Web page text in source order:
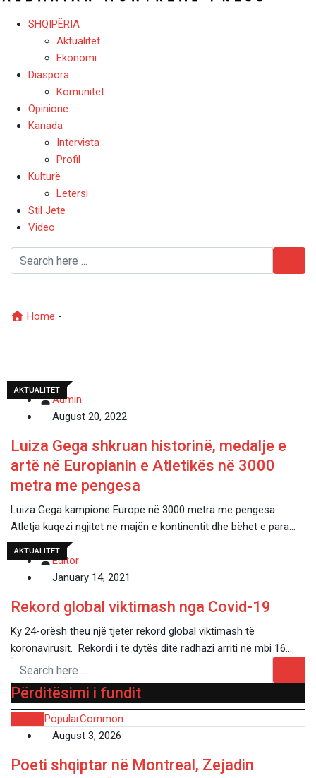
SHQIPËRIA
Aktualitet
Ekonomi
Diaspora
Komunitet
Opinione
Kanada
Intervista
Profil
Kulturë
Letërsi
Stil Jete
Video
Home -
AKTUALITET
Admin
August 20, 2022
Luiza Gega shkruan historinë, medalje e
artë në Europianin e Atletikës në 3000
metra me pengesa
Luiza Gega kampione Europe në 3000 metra me pengesa.
Atletja kuqezi ngjitet në majën e kontinentit dhe bëhet e para…
AKTUALITET
Editor
January 14, 2021
Rekord global viktimash nga Covid-19
Ky 24-orësh theu një tjetër rekord global viktimash të
koronavirusit. Rekordi i të dytës ditë radhazi arriti në mbi 16…
Përditësimi i fundit
PopularCommon
August 3, 2026
Poeti shqiptar në Montreal, Zejadin